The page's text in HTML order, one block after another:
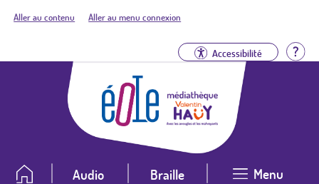
Aller au contenu Aller au menu connexion
Accessibilité
Audio Braille Menu